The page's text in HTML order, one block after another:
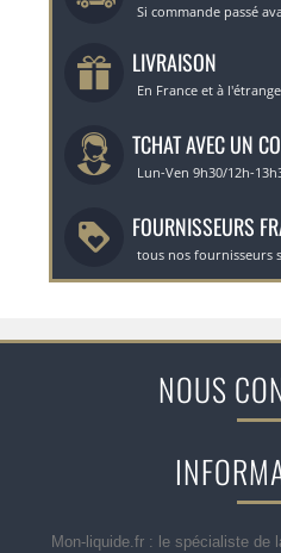
Si commande passé
LIVRAISON
En France et à
TCHAT AVEC UN
Lun-Ven 9h30/12h-
FOURNISSEURS
tous nos fournisseurs
NOUS
Mon-liquide.fr : le spécialiste de